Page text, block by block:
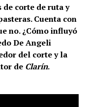
de corte de ruta y
Cuenta con
no. ¿Cómo influyó
De Angeli
del corte y la
de Clarín.